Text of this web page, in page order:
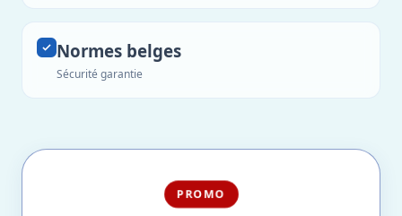
Normes belges
Sécurité garantie
PROMO